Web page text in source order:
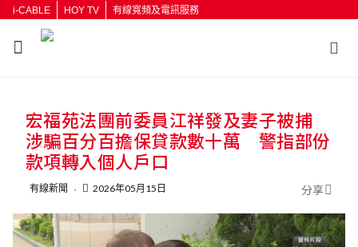
i-CABLE HOY TV 有線寬頻及電訊服務
按輸入鍵開始搜尋
宏福苑法團前委員江祥發及妻子被捕
涉騙百分百擔保貸款數十萬 警指部份
款項轉入個人戶口
有線新聞 2026年05月15日 分享